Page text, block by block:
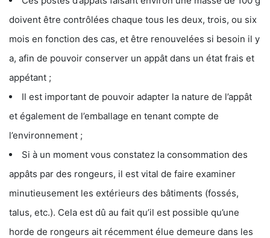
doivent être contrôlées chaque tous les deux, trois, ou six
mois en fonction des cas, et être renouvelées si besoin il y
a, afin de pouvoir conserver un appât dans un état frais et
appétant ;
Il est important de pouvoir adapter la nature de l’appât
et également de l’emballage en tenant compte de
l’environnement ;
Si à un moment vous constatez la consommation des
appâts par des rongeurs, il est vital de faire examiner
minutieusement les extérieurs des bâtiments (fossés,
talus, etc.). Cela est dû au fait qu’il est possible qu’une
horde de rongeurs ait récemment élue demeure dans les